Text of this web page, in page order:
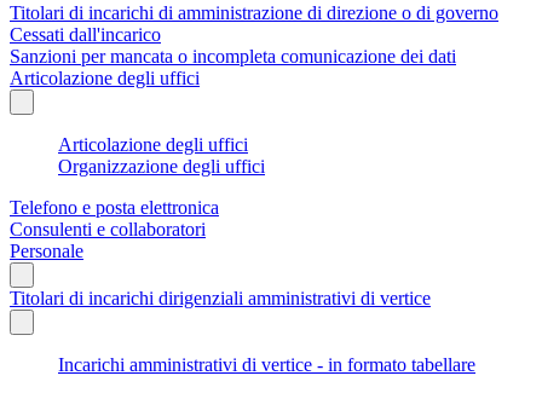
Titolari di incarichi di amministrazione di direzione o di governo
Cessati dall'incarico
Sanzioni per mancata o incompleta comunicazione dei dati
Articolazione degli uffici
Articolazione degli uffici
Organizzazione degli uffici
Telefono e posta elettronica
Consulenti e collaboratori
Personale
Titolari di incarichi dirigenziali amministrativi di vertice
Incarichi amministrativi di vertice - in formato tabellare